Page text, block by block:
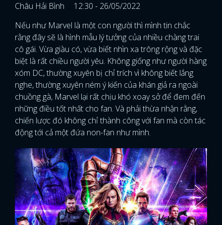
Châu Hải Bình
12:30 - 26/05/2022
Nếu như Marvel là một con người thì mình tin chắc
rằng đây sẽ là hình mẫu lý tưởng của nhiều chàng trai
cô gái. Vừa giàu có, vừa biết nhìn xa trông rộng và đặc
biệt là rất chiều người yêu. Không giống như người hàng
xóm DC, thường xuyên bị chỉ trích vì không biết lắng
nghe, thường xuyên ném ý kiến của khán giả ra ngoài
chuồng gà, Marvel lại rất chịu khó xoay sở để đem đến
những điều tốt nhất cho fan. Và phải thừa nhận rằng,
chiến lược đó không chỉ thành công với fan mà còn tác
động tới cả một đứa non-fan như mình.